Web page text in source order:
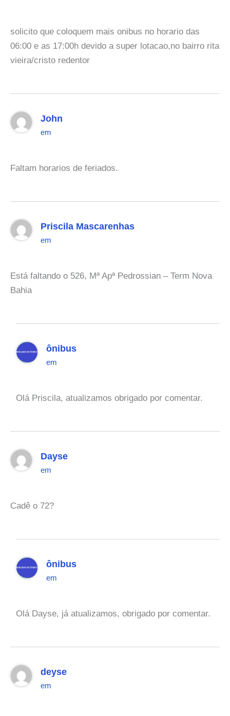
solicito que coloquem mais onibus no horario das
06:00 e as 17:00h devido a super lotacao,no bairro rita
vieira/cristo redentor
John
em
Faltam horarios de feriados.
Priscila Mascarenhas
em
Está faltando o 526, Mª Apª Pedrossian – Term Nova
Bahia
ônibus
em
Olá Priscila, atualizamos obrigado por comentar.
Dayse
em
Cadê o 72?
ônibus
em
Olá Dayse, já atualizamos, obrigado por comentar.
deyse
em